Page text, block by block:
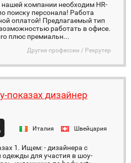
компании необходим HR-
поиску персонала! Работа
оплатой! Предлагаемый тип
работать в офисе.
плюс премиальн...
Другие профессии / Рекрутер
показах дизайнер
Италия Швейцария
1. Ищем: - дизайнера с
для участия в шоу-